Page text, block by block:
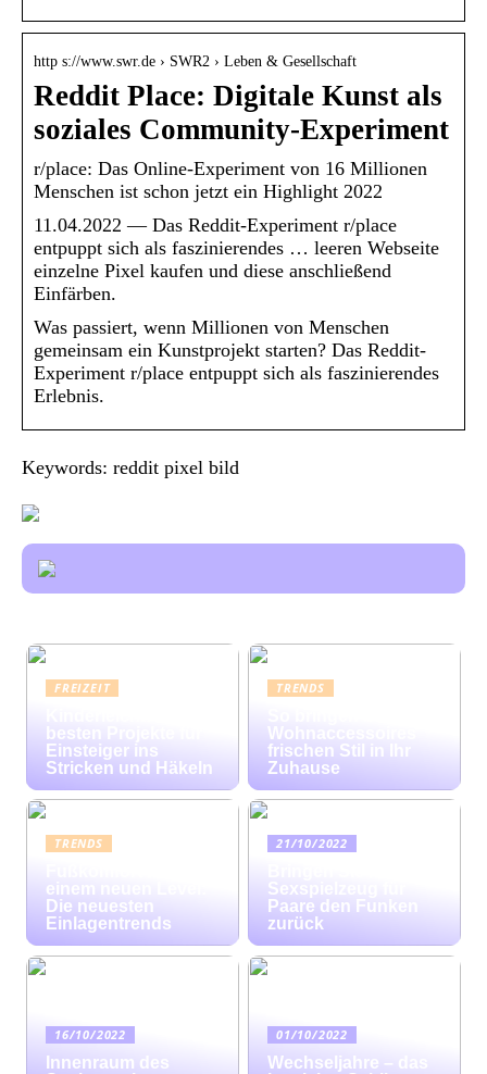
http s://www.swr.de › SWR2 › Leben & Gesellschaft
Reddit Place: Digitale Kunst als
soziales Community-Experiment
r/place: Das Online-Experiment von 16 Millionen
Menschen ist schon jetzt ein Highlight 2022
11.04.2022 — Das Reddit-Experiment r/place
entpuppt sich als faszinierendes … leeren Webseite
einzelne Pixel kaufen und diese anschließend
Einfärben.
Was passiert, wenn Millionen von Menschen
gemeinsam ein Kunstprojekt starten? Das Reddit-
Experiment r/place entpuppt sich als faszinierendes
Erlebnis.
Keywords: reddit pixel bild
FREIZEIT
besten Projekte für
Einsteiger ins
Stricken und Häkeln
TRENDS
Wohnaccessoires
frischen Stil in Ihr
Zuhause
TRENDS
einem neuen Level:
Die neuesten
Einlagentrends
21/10/2022
Sexspielzeug für
Paare den Funken
zurück
16/10/2022
Innenraum des
01/10/2022
Wechseljahre – das